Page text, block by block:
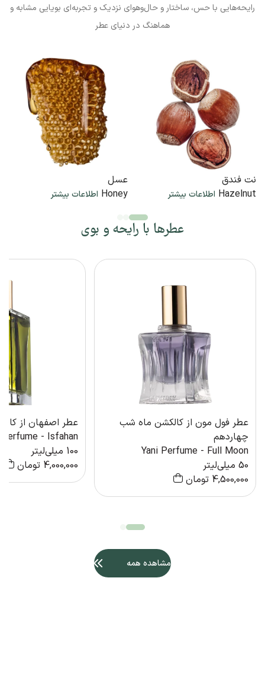
رایحه‌هایی با حس، ساختار و حال‌وهوای نزدیک و تجربه‌ای بویایی مشابه و
هماهنگ در دنیای عطر
نت فندق
Hazelnut اطلاعات بیشتر
عسل
Honey اطلاعات بیشتر
عطرها با رایحه و بوی
عطر فول مون از کالکشن ماه شب
چهاردهم
Yani Perfume - Full Moon
50 میلی‌لیتر
4,500,000 تومان
عطر اصفهان از
Perfume - Isfahan
100 میلی‌لیتر
4,000,000 تومان
مشاهده همه